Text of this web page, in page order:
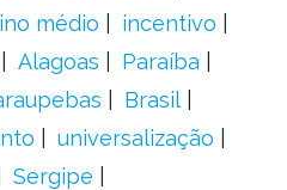
médio
incentivo
Alagoas
Paraíba
Brasil
universalização
Sergipe